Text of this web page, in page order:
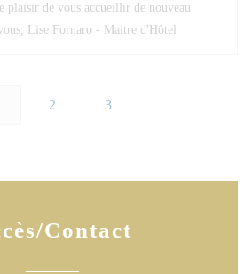
plaisir de vous accueillir de nouveau
Lise Fornaro - Maitre d'Hôtel
2 3
Contact